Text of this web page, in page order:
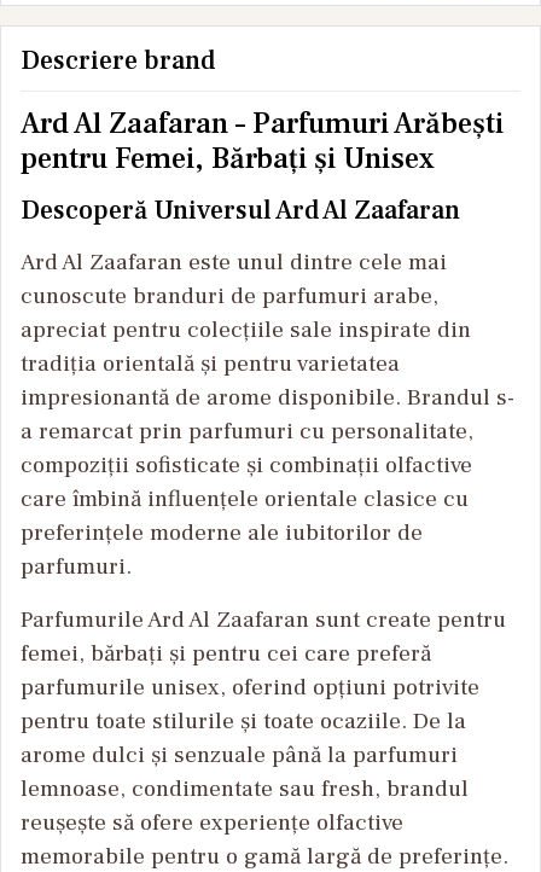
Descriere brand
Ard Al Zaafaran – Parfumuri Arăbești
pentru Femei, Bărbați și Unisex
Descoperă Universul Ard Al Zaafaran
Ard Al Zaafaran este unul dintre cele mai
cunoscute branduri de parfumuri arabe,
apreciat pentru colecțiile sale inspirate din
tradiția orientală și pentru varietatea
impresionantă de arome disponibile. Brandul s-
a remarcat prin parfumuri cu personalitate,
compoziții sofisticate și combinații olfactive
care îmbină influențele orientale clasice cu
preferințele moderne ale iubitorilor de
parfumuri.
Parfumurile Ard Al Zaafaran sunt create pentru
femei, bărbați și pentru cei care preferă
parfumurile unisex, oferind opțiuni potrivite
pentru toate stilurile și toate ocaziile. De la
arome dulci și senzuale până la parfumuri
lemnoase, condimentate sau fresh, brandul
reușește să ofere experiențe olfactive
memorabile pentru o gamă largă de preferințe.